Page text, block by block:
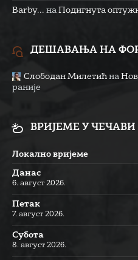
Barby... на Подигнута
ДЕШАВАЊА НА
Слободан Милетић на
раније
ВРИЈЕМЕ У ЧЕЧАВИ
Локално вријеме
Данас
6. август 2026.
Петак
7. август 2026.
Субота
8. август 2026.